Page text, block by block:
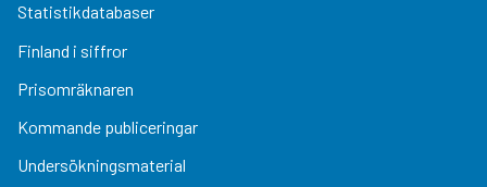
Statistikdatabaser
Finland i siffror
Prisomräknaren
Kommande publiceringar
Undersökningsmaterial